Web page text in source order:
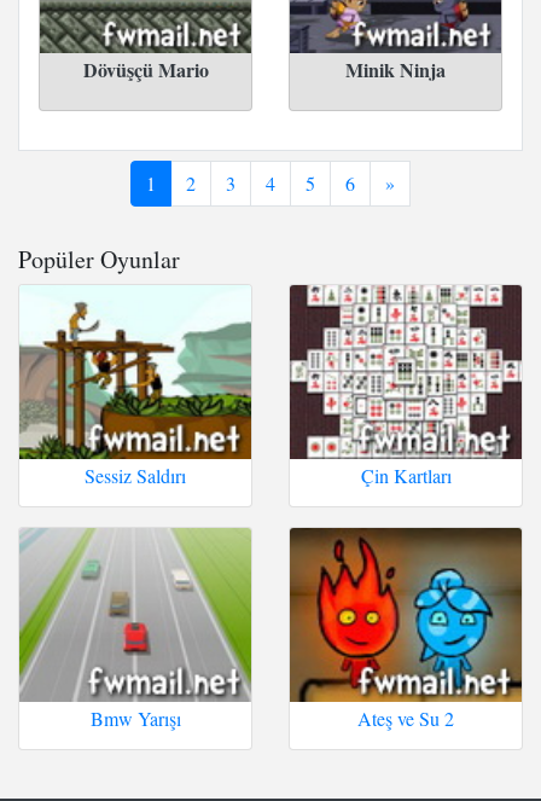
Dövüşçü Mario Minik Ninja
1 2 3 4 5 6 »
Popüler Oyunlar
Sessiz Saldırı Çin Kartları
Bmw Yarışı Ateş ve Su 2